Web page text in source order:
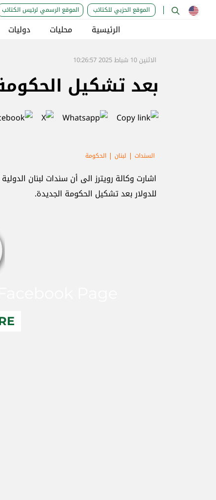
الموقع الحزبي للكتائب الموقع الرسمي لرئيس الكتائب
الرئيسية محليات دوليات
الاثنين 10 شباط 2025 10:26:57
بعد تشكيل
السندات لبنان الحكومة
للدولار بعد تشكيل الحكومة الجديدة.